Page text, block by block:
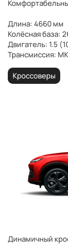
Длина: 4660 мм
Колёсная база:
Двигатель: 1.5
Трансмиссия:
Кроссоверы
Динамичный